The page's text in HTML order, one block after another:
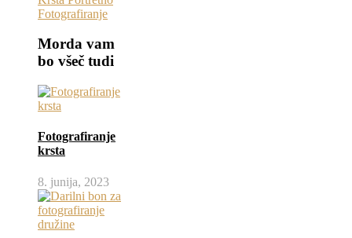
Morda vam
bo všeč tudi
Fotografiranje
krsta
8. junija, 2023